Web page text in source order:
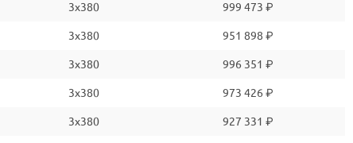
3x380 999 473 ₽
3x380 951 898 ₽
3x380 996 351 ₽
3x380 973 426 ₽
3x380 927 331 ₽